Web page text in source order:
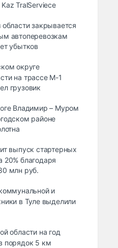
TralServiece
закрывается
автоперевозкам
убытков
округе
на трассе М-1
грузовик
Владимир – Муром
районе
выпуск стартерных
20% благодаря
млн руб.
и
в Туле выделили
области на год
порядок 5 км